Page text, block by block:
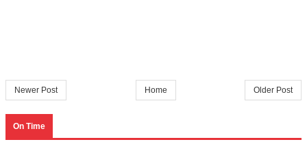
Newer Post Older Post
Home
On Time